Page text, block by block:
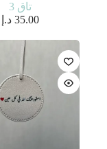
تاق 3
35.00 د.إ